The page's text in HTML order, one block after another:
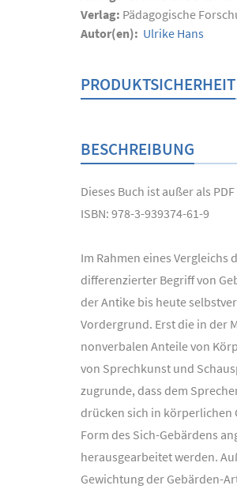
Verlag: Pädagogische
Autor(en): Ulrike Hans
PRODUKTSICHERHEIT
BESCHREIBUNG
Dieses Buch ist außer als
ISBN: 978-3-939374-61-9
Im Rahmen eines
differenzierter Begriff von
der Antike bis heute
Vordergrund. Erst die in der
nonverbalen Anteile von
von Sprechkunst und
zugrunde, dass dem
drücken sich in körperlichen
Form des Sich-Gebärdens
herausgearbeitet werden.
Gewichtung der Gebärden-